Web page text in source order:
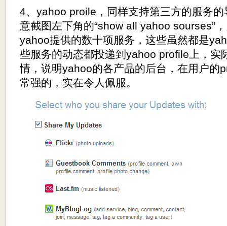
4、yahoo proile，同样支持第三方的服务
意截图左下角的“show all yahoo sourses”
yahoo提供的数十项服务，这些虽然都是
些服务的动态都投递到yahoo profile上，实
情，说明yahoo的各产品的后台，在用户的
常强的，实在令人佩服。